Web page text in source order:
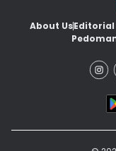
About Us